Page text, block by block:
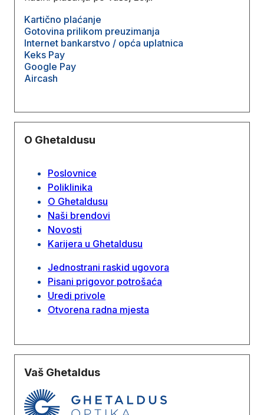
Kartično plaćanje
Gotovina prilikom preuzimanja
Internet bankarstvo / opća uplatnica
Keks Pay
Google Pay
Aircash
O Ghetaldusu
Poslovnice
Poliklinika
O Ghetaldusu
Naši brendovi
Novosti
Karijera u Ghetaldusu
Jednostrani raskid ugovora
Pisani prigovor potrošaća
Uredi privole
Otvorena radna mjesta
Vaš Ghetaldus